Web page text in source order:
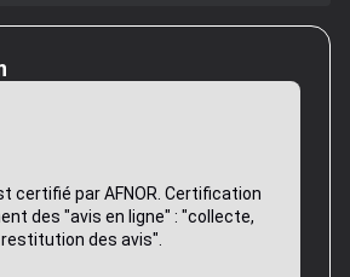
certifié par AFNOR. Certification
des "avis en ligne" : "collecte,
des avis".